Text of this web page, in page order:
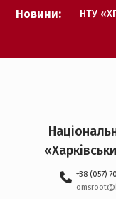
Перейти
Новини:
рута
ХПІ
У
+38 (057)